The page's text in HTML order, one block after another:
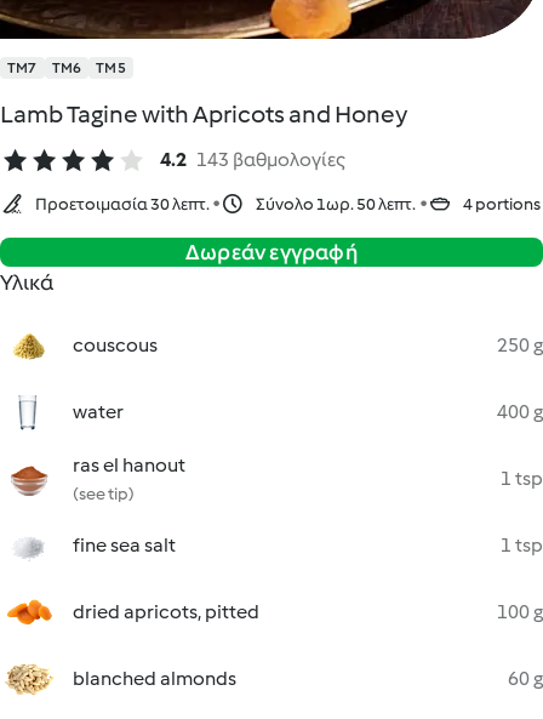
TM7 TM6 TM5
Lamb Tagine with Apricots and Honey
4.2 143 βαθμολογίες
Προετοιμασία 30 λεπτ. Σύνολο 1ωρ. 50 λεπτ. 4 portions
Δωρεάν εγγραφή
Υλικά
couscous 250 g
water 400 g
ras el hanout
(see tip)
1 tsp
fine sea salt 1 tsp
dried apricots, pitted 100 g
blanched almonds 60 g